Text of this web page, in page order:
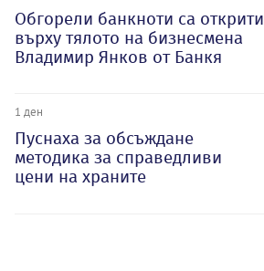
Обгорели банкноти са открити
върху тялото на бизнесмена
Владимир Янков от Банкя
1 ден
Пуснаха за обсъждане
методика за справедливи
цени на храните